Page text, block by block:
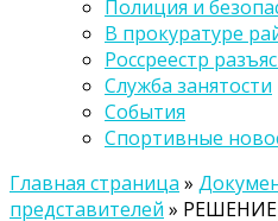
Полиция и
В прокуратуре
Россреестр
Служба занятости
События
Спортивные
Главная страница »
представителей » РЕШЕНИЕ